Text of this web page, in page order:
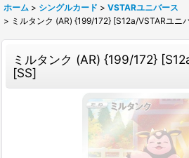
ホーム > シングルカード > VSTARユニバース
> ミルタンク (AR) {199/172} [S12a/VSTARユニ
ミルタンク (AR) {199/172}
[SS]